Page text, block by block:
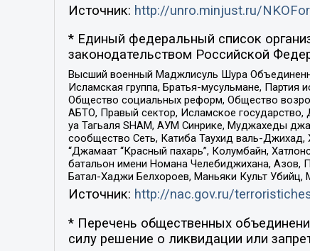
Источник: http://unro.minjust.ru/
* Единый федеральный список
законодательством Российской
Высший военный Маджлисуль Шура
Исламская группа, Братья-мусульмане,
Общество социальных реформ, Общество
АБТО, Правый сектор, Исламское
уа Тагьаля SHAM, АУМ Синрике, Муджахеды
сообщество Сеть, Катиба Таухид валь-Джихад,
“Джамаат “Красный пахарь”, Колумбайн,
батальон имени Номана Челебиджихана, Азов,
Батал-Хаджи Белхороев, Маньяки Культ
Источник: http://nac.gov.ru/
* Перечень общественных
силу решение о ликвидации или